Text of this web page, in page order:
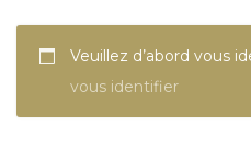
Veuillez d’abord vous
vous identifier